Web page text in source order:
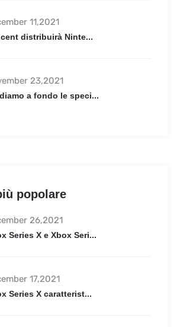
11,2021
distribuirà Ninte...
23,2021
a fondo le speci...
popolare
26,2021
Series X e Xbox Seri...
17,2021
Series X caratterist...